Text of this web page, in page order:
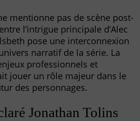
mentionne pas de scène post-
l’intrigue principale d’Alec
pose une interconnexion
narratif de la série. La
professionnels et
jouer un rôle majeur dans le
des personnages.
Jonathan Tolins